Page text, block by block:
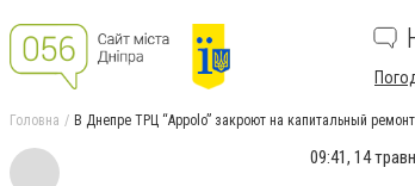
Головна В Днепре ТРЦ “Appolo” закроют на капитальный
09:41, 14